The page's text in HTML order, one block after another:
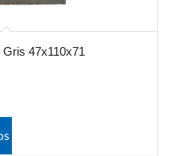
47x110x71